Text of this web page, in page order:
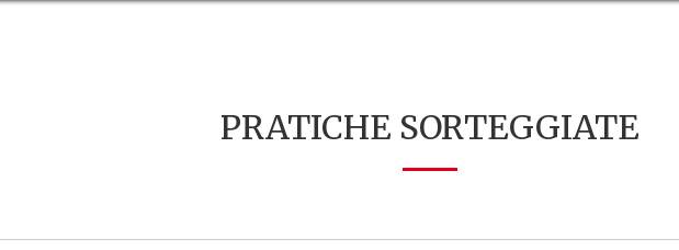
PRATICHE SORTEGGIATE